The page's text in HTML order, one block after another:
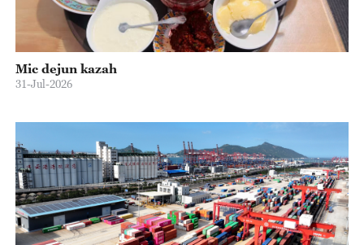
Mic dejun kazah
31-Jul-2026